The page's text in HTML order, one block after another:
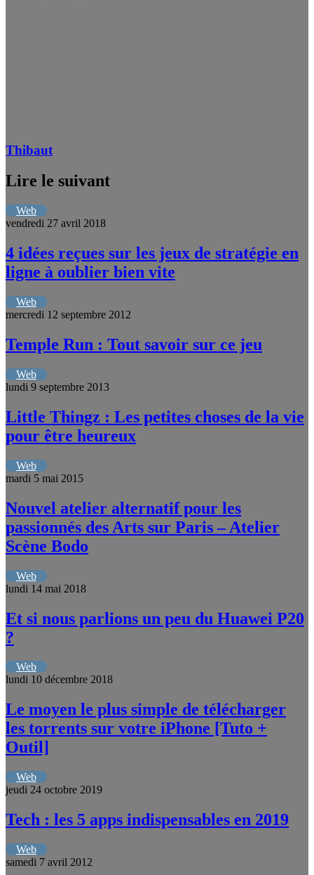
Thibaut
Lire le suivant
Web
vendredi 27 avril 2018
4 idées reçues sur les jeux de stratégie en
ligne à oublier bien vite
Web
mercredi 12 septembre 2012
Temple Run : Tout savoir sur ce jeu
Web
lundi 9 septembre 2013
Little Thingz : Les petites choses de la vie
pour être heureux
Web
mardi 5 mai 2015
Nouvel atelier alternatif pour les
passionnés des Arts sur Paris – Atelier
Scène Bodo
Web
lundi 14 mai 2018
Et si nous parlions un peu du Huawei P20
?
Web
lundi 10 décembre 2018
Le moyen le plus simple de télécharger
les torrents sur votre iPhone [Tuto +
Outil]
Web
jeudi 24 octobre 2019
Tech : les 5 apps indispensables en 2019
Web
samedi 7 avril 2012